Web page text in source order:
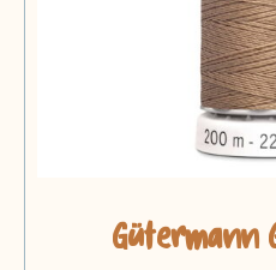
Gütermann